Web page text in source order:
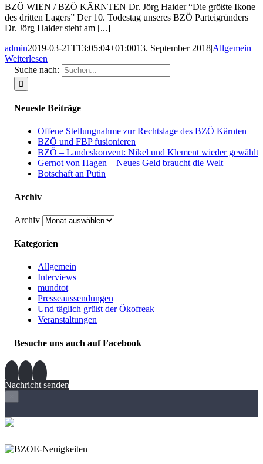
BZÖ WIEN / BZÖ KÄRNTEN Dr. Jörg Haider “Die größte Ikone
des dritten Lagers” Der 10. Todestag unseres BZÖ Parteigründers
Dr. Jörg Haider steht am [...]
admin2019-03-21T13:05:04+01:0013. September 2018|Allgemein|
Weiterlesen
Suche nach:
Neueste Beiträge
Offene Stellungnahme zur Rechtslage des BZÖ Kärnten
BZÖ und FBP fusionieren
BZÖ – Landeskonvent: Nikel und Klement wieder gewählt
Gernot von Hagen – Neues Geld braucht die Welt
Botschaft an Putin
Archiv
Archiv
Kategorien
Allgemein
Interviews
mundtot
Presseaussendungen
Und täglich grüßt der Ökofreak
Veranstaltungen
Besuche uns auch auf Facebook
Nachricht senden